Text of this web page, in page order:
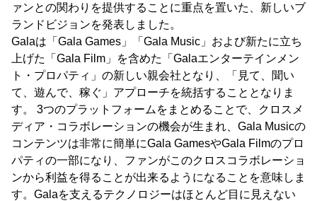
ァンとの関わりを提供することに重点を置いた、新しいブ
ランドビジョンを発表しました。
Galaは「Gala Games」「Gala Music」および新たに立ち
上げた「Gala Film」を含めた「Galaエンターテインメン
ト・プロパティ」の新しい親会社となり、「見て、聞い
て、遊んで、稼ぐ」アプローチを統括することとなりま
す。 3つのプラットフォームをまとめることで、クロスメ
ディア・コラボレーションの機会が生まれ、Gala Musicの
コンテンツは非常に簡単にGala GamesやGala Filmのプロ
パティの一部になり、ファンがこのクロスコラボレーショ
ンから利益を得ることが出来るようになることを意味しま
す。Galaを支えるテクノロジーはほとんど目に見えない